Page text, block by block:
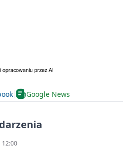
Google News
12:00